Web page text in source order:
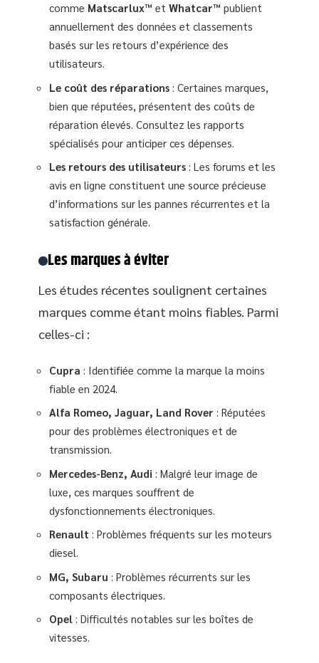
comme Matscarlux™ et Whatcar™ publient
annuellement des données et classements
basés sur les retours d’expérience des
utilisateurs.
Le coût des réparations : Certaines marques,
bien que réputées, présentent des coûts de
réparation élevés. Consultez les rapports
spécialisés pour anticiper ces dépenses.
Les retours des utilisateurs : Les forums et les
avis en ligne constituent une source précieuse
d’informations sur les pannes récurrentes et la
satisfaction générale.
Les marques à éviter
Les études récentes soulignent certaines
marques comme étant moins fiables. Parmi
celles-ci :
Cupra : Identifiée comme la marque la moins
fiable en 2024.
Alfa Romeo, Jaguar, Land Rover : Réputées
pour des problèmes électroniques et de
transmission.
Mercedes-Benz, Audi : Malgré leur image de
luxe, ces marques souffrent de
dysfonctionnements électroniques.
Renault : Problèmes fréquents sur les moteurs
diesel.
MG, Subaru : Problèmes récurrents sur les
composants électriques.
Opel : Difficultés notables sur les boîtes de
vitesses.